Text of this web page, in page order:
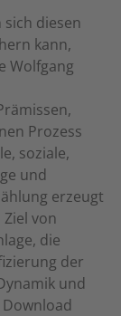
diesen
kann,
Wolfgang
Prozess
soziale,
und
erzeugt
von
die
der
und